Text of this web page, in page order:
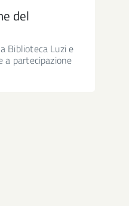
del
Biblioteca Luzi e
a partecipazione